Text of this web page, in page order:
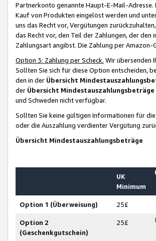
Partnerkonto genannte Haupt-E-Mail-Adresse.
Kauf von Produkten eingelöst werden und
uns das Recht vor, Vergütungen
das Recht vor, den Teil der Zahlungen, der
Zahlungsart angibst. Die Zahlung per
Option 3: Zahlung per Scheck. Wir übersenden
Sollten Sie sich für diese Option entscheiden,
den in der Übersicht
der Übersicht Mindestauszahlungsbeträge
und Schweden nicht verfügbar.
Sollten Sie keine gültigen Informationen für
oder die Auszahlung verdienter Vergütung
Übersicht Mindestauszahlungsbeträge
UK
Minimum
Option 1 (Überweisung) 25£
Option 2
(Geschenkgutschein)
25£